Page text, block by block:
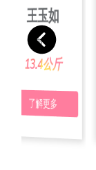
宋家玲
瘦了
20.3公斤
了解更多
王玉如
瘦了
13.4公斤
了解更多